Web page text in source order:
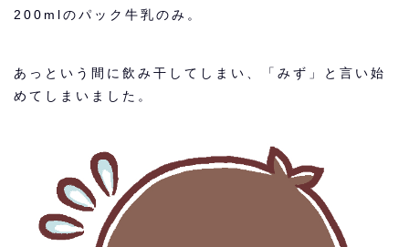
200mlのパック牛乳のみ。
あっという間に飲み干してしまい、「みず」と言い始
めてしまいました。